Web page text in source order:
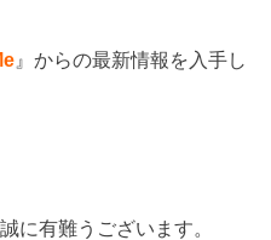
』からの最新情報を入手し
に有難うございます。